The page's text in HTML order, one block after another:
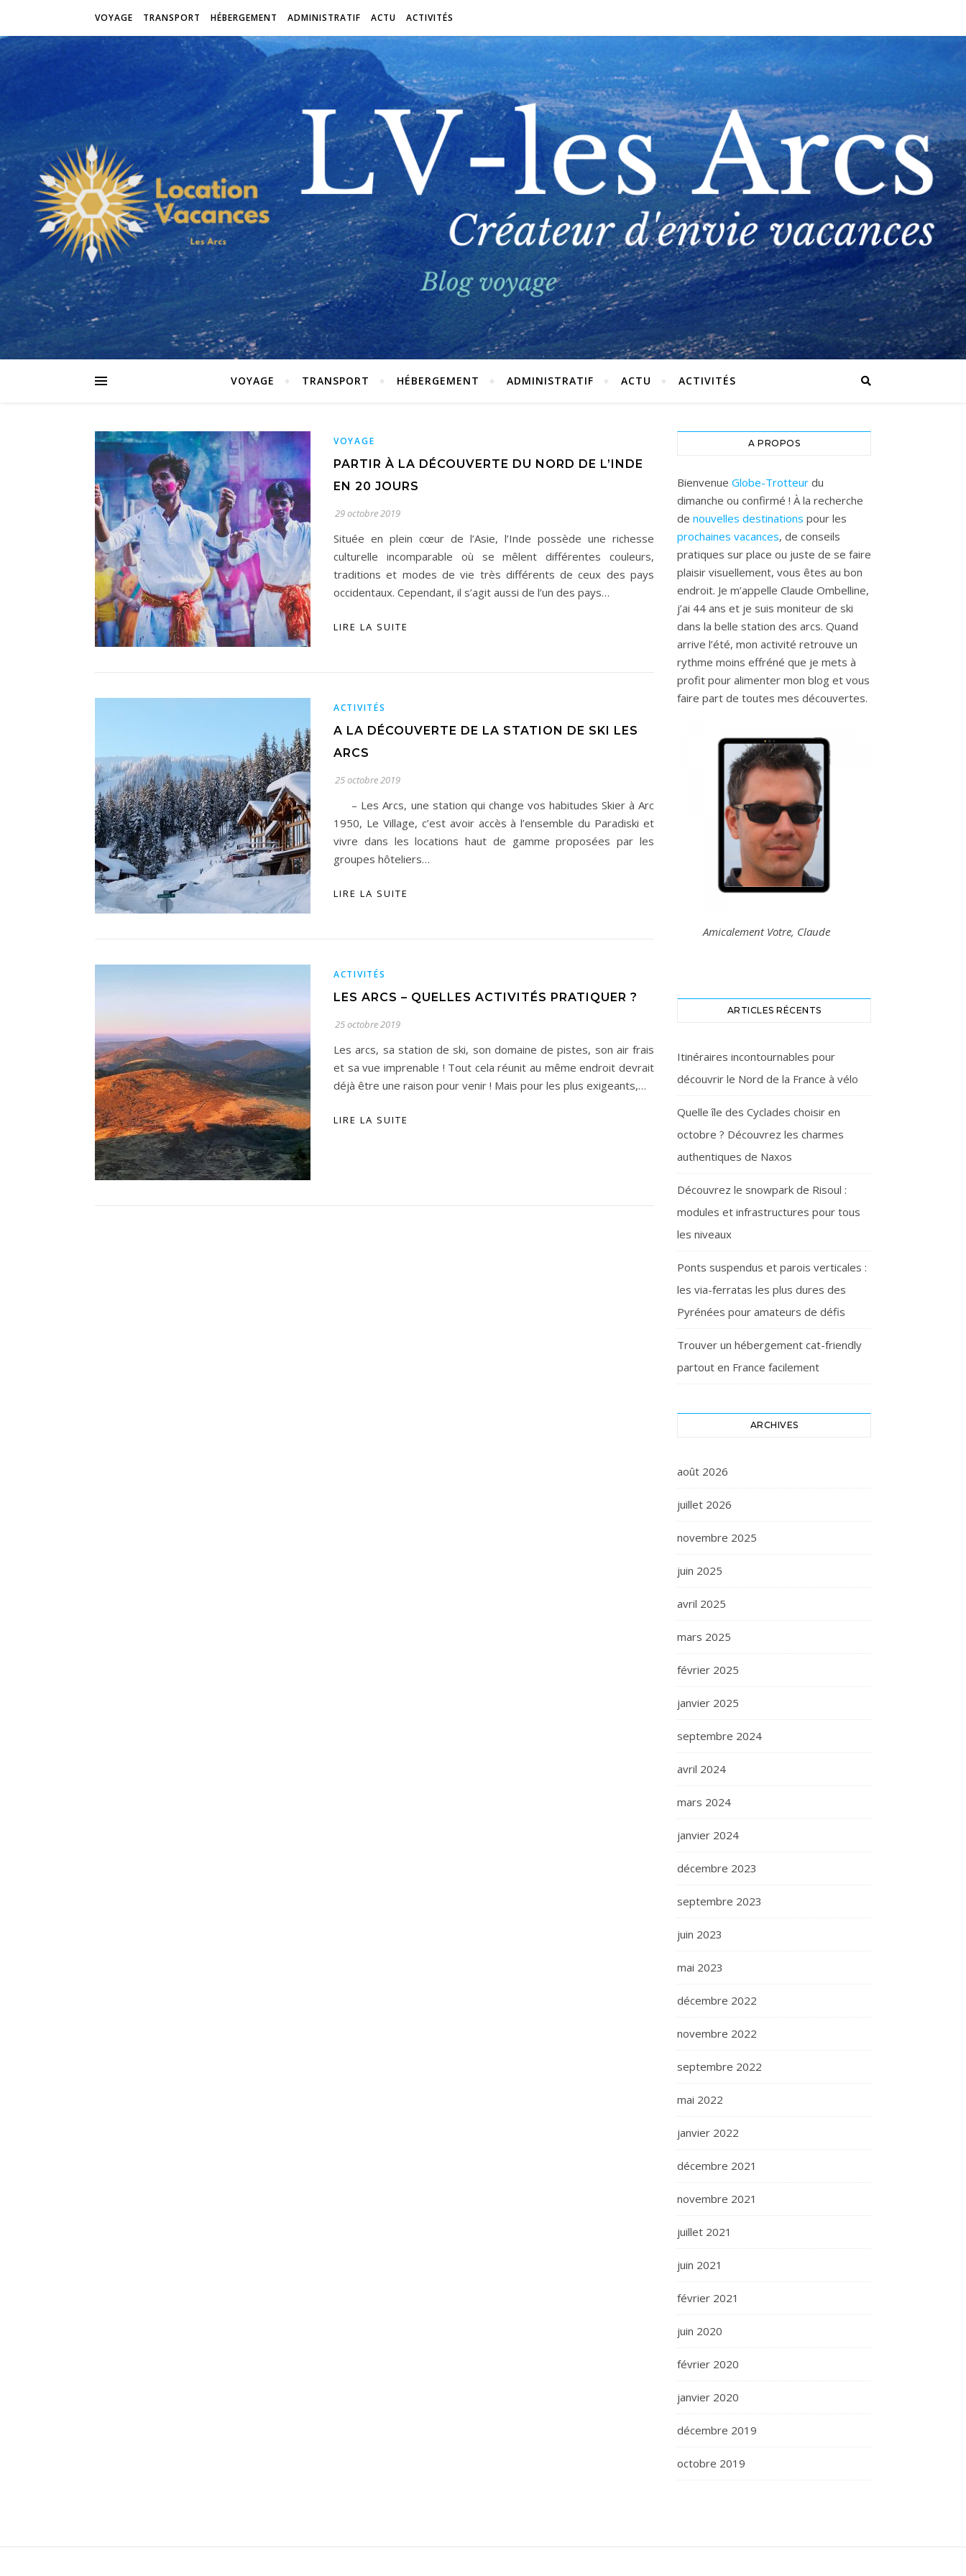
VOYAGE TRANSPORT HÉBERGEMENT ADMINISTRATIF ACTU ACTIVITÉS
VOYAGE TRANSPORT HÉBERGEMENT ADMINISTRATIF ACTU ACTIVITÉS
VOYAGE
PARTIR À LA DÉCOUVERTE DU NORD DE L’INDE
EN 20 JOURS
29 octobre 2019
Située en plein cœur de l’Asie, l’Inde possède une richesse
culturelle incomparable où se mêlent différentes couleurs,
traditions et modes de vie très différents de ceux des pays
occidentaux. Cependant, il s’agit aussi de l’un des pays…
LIRE LA SUITE
ACTIVITÉS
A LA DÉCOUVERTE DE LA STATION DE SKI LES
ARCS
25 octobre 2019
– Les Arcs, une station qui change vos habitudes Skier à Arc
1950, Le Village, c’est avoir accès à l’ensemble du Paradiski et
vivre dans les locations haut de gamme proposées par les
groupes hôteliers…
LIRE LA SUITE
ACTIVITÉS
LES ARCS – QUELLES ACTIVITÉS PRATIQUER ?
25 octobre 2019
Les arcs, sa station de ski, son domaine de pistes, son air frais
et sa vue imprenable ! Tout cela réunit au même endroit devrait
déjà être une raison pour venir ! Mais pour les plus exigeants,…
LIRE LA SUITE
A PROPOS
Bienvenue Globe-Trotteur du
dimanche ou confirmé ! À la recherche
de nouvelles destinations pour les
prochaines vacances, de conseils
pratiques sur place ou juste de se faire
plaisir visuellement, vous êtes au bon
endroit. Je m’appelle Claude Ombelline,
j’ai 44 ans et je suis moniteur de ski
dans la belle station des arcs. Quand
arrive l’été, mon activité retrouve un
rythme moins effréné que je mets à
profit pour alimenter mon blog et vous
faire part de toutes mes découvertes.
Amicalement Votre, Claude
ARTICLES RÉCENTS
Itinéraires incontournables pour
découvrir le Nord de la France à vélo
Quelle île des Cyclades choisir en
octobre ? Découvrez les charmes
authentiques de Naxos
Découvrez le snowpark de Risoul :
modules et infrastructures pour tous
les niveaux
Ponts suspendus et parois verticales :
les via-ferratas les plus dures des
Pyrénées pour amateurs de défis
Trouver un hébergement cat-friendly
partout en France facilement
ARCHIVES
août 2026
juillet 2026
novembre 2025
juin 2025
avril 2025
mars 2025
février 2025
janvier 2025
septembre 2024
avril 2024
mars 2024
janvier 2024
décembre 2023
septembre 2023
juin 2023
mai 2023
décembre 2022
novembre 2022
septembre 2022
mai 2022
janvier 2022
décembre 2021
novembre 2021
juillet 2021
juin 2021
février 2021
juin 2020
février 2020
janvier 2020
décembre 2019
octobre 2019